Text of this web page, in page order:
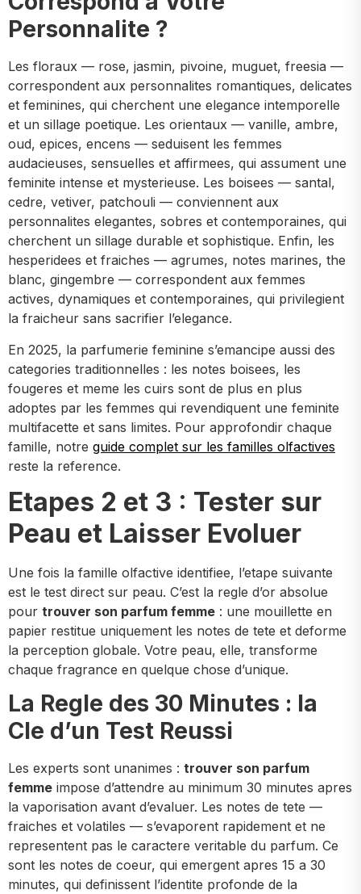
Personnalite ?
Les floraux — rose, jasmin, pivoine, muguet, freesia —
correspondent aux personnalites romantiques, delicates
et feminines, qui cherchent une elegance intemporelle
et un sillage poetique. Les orientaux — vanille, ambre,
oud, epices, encens — seduisent les femmes
audacieuses, sensuelles et affirmees, qui assument une
feminite intense et mysterieuse. Les boisees — santal,
cedre, vetiver, patchouli — conviennent aux
personnalites elegantes, sobres et contemporaines, qui
cherchent un sillage durable et sophistique. Enfin, les
hesperidees et fraiches — agrumes, notes marines, the
blanc, gingembre — correspondent aux femmes
actives, dynamiques et contemporaines, qui privilegient
la fraicheur sans sacrifier l’elegance.
En 2025, la parfumerie feminine s’emancipe aussi des
categories traditionnelles : les notes boisees, les
fougeres et meme les cuirs sont de plus en plus
adoptes par les femmes qui revendiquent une feminite
multifacette et sans limites. Pour approfondir chaque
famille, notre guide complet sur les familles olfactives
reste la reference.
Etapes 2 et 3 : Tester sur
Peau et Laisser Evoluer
Une fois la famille olfactive identifiee, l’etape suivante
est le test direct sur peau. C’est la regle d’or absolue
pour trouver son parfum femme : une mouillette en
papier restitue uniquement les notes de tete et deforme
la perception globale. Votre peau, elle, transforme
chaque fragrance en quelque chose d’unique.
La Regle des 30 Minutes : la
Cle d’un Test Reussi
Les experts sont unanimes : trouver son parfum
femme impose d’attendre au minimum 30 minutes apres
la vaporisation avant d’evaluer. Les notes de tete —
fraiches et volatiles — s’evaporent rapidement et ne
representent pas le caractere veritable du parfum. Ce
sont les notes de coeur, qui emergent apres 15 a 30
minutes, qui definissent l’identite profonde de la